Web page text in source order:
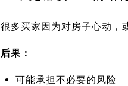
很多买家因为对房子心动，
后果：
可能承担不必要的风险